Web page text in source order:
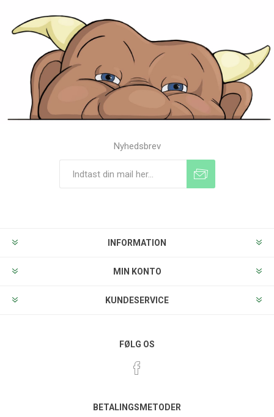
Nyhedsbrev
INFORMATION
MIN KONTO
KUNDESERVICE
FØLG OS
BETALINGSMETODER